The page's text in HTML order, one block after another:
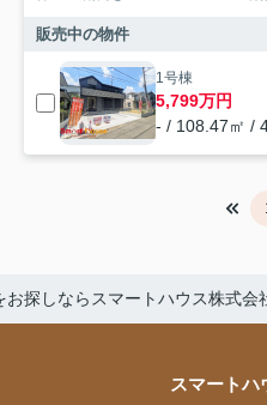
販売中の物件
1号棟
5,799万円
- / 108.47㎡ /
探しならスマートハウス株式会
スマートハ